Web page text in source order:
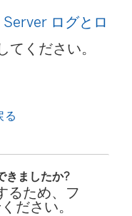
ログとロ
てください。
る
きましたか?
るため、フ
ださい。